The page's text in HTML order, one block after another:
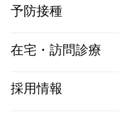
予防接種
在宅・訪問診療
採用情報